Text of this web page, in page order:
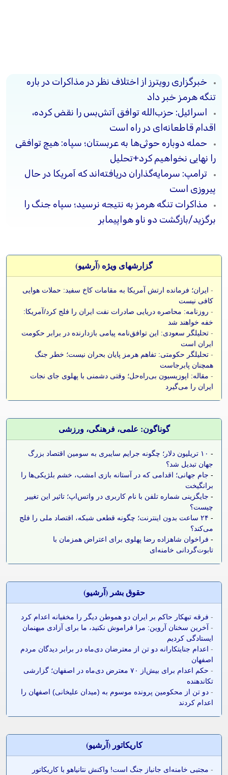
خبرگزاری رویترز از اختلاف نظر در مذاکرات در باره
تنگه هرمز خبر داد
اسرائیل: حزب‌الله توافق آتش‌بس را نقض کرده،
اقدام قاطعانه‌ای در راه است
حمله دوباره حوثی‌ها به عربستان؛ سپاه: هیچ توافقی
را نهایی نخواهیم کرد+تحلیل
ترامپ: سرمایه‌گذاران دریافته‌اند که آمریکا در حال
پیروزی است
مذاکرات تنگه هرمز به نتیجه نرسید؛ سپاه جنگ را
برگزید/بازگشت دو ناو هواپیمابر
گزارشهای ویژه (آرشيو)
- ایران؛ فرمانده ارتش آمریکا به مقامات کاخ سفید: حملات هوایی
کافی نیست
- روزنامه: محاصره دریایی صادرات نفت ایران را فلج کرد/آمریکا:
خفه خواهند شد
- تحلیلگر سعودی: این توافق‌نامه پیامی بازدارنده در برابر حکومت
ایران است
- تحلیلگر حکومتی: تفاهم هرمز پایان بحران نیست؛ خطر جنگ
همچنان پابرجاست
- مقاله: اپوزیسیون بی‌راه‌حل؛ وقتی دشمنی با پهلوی جای نجات
ایران را می‌گیرد
گوناگون: علمی، فرهنگی، ورزشی
-
۱۰ تریلیون دلار؛ چگونه جرایم سایبری به سومین اقتصاد بزرگ
جهان تبدیل شد؟
- جام جهانی؛ اقدامی که در آستانه بازی امشب، خشم بلژیکی‌ها را
برانگیخت
- جایگزینی شماره تلفن با نام کاربری در واتس‌اپ؛ تاثیر این تغییر
چیست؟
-
۲۴ ساعت بدون اینترنت؛ چگونه قطعی شبکه، اقتصاد ملی را فلج
می‌کند؟
- فراخوان شاهزاده رضا پهلوی برای اعتراض همزمان با
تابوت‌گردانی خامنه‌ای
حقوق بشر (آرشيو)
- فرقه تبهکار حاکم بر ایران دو هموطن دیگر را مخفیانه اعدام کرد
- آخرین سخنان آروین: مرا فراموش نکنید، ما برای آزادی میهنمان
ایستادگی کردیم
- اعدام جنایتکارانه دو تن از معترضان دی‌ماه در برابر دیدگان مردم
اصفهان
-
حکم اعدام برای بیش‌از ۷۰ معترض دی‌ماه در اصفهان؛ گزارشی
تکاندهنده
- دو تن از محکومین پرونده موسوم به (میدان علیخانی) اصفهان را
اعدام کردند
کاريکاتور (آرشيو)
- مجتبی خامنه‌ای جانباز جنگ است! واکنش نتانیاهو با کاریکاتور